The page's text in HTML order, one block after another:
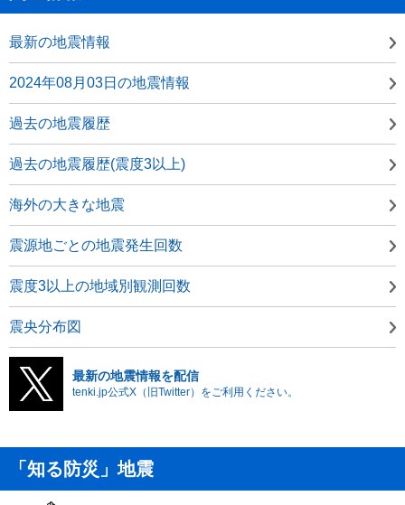
最新の地震情報
2024年08月03日の地震情報
過去の地震履歴
過去の地震履歴(震度3以上)
海外の大きな地震
震源地ごとの地震発生回数
震度3以上の地域別観測回数
震央分布図
最新の地震情報を配信
tenki.jp公式X（旧Twitter）をご利用ください。
「知る防災」地震